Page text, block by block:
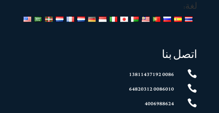
لغة:
اتصل بنا

0086 13811437192

0086010 64820312

4006988624